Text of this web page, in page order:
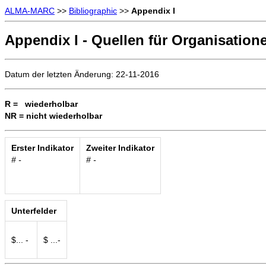
ALMA-MARC >> Bibliographic >> Appendix I
Appendix I - Quellen für
Datum der letzten Änderung: 22-11-2016
R = wiederholbar
NR = nicht wiederholbar
Erster Indikator
# -
Zweiter Indikator
# -
Unterfelder
$... - $ ...-